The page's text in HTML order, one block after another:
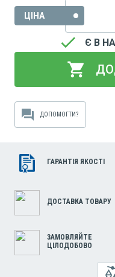
ЦІНА
done Є В
shopping_cart
forum ДОПОМОГТИ?
ГАРАНТІЯ ЯКОСТІ
ДОСТАВКА ТОВАРУ
ЗАМОВЛЯЙТЕ
ЦІЛОДОБОВО